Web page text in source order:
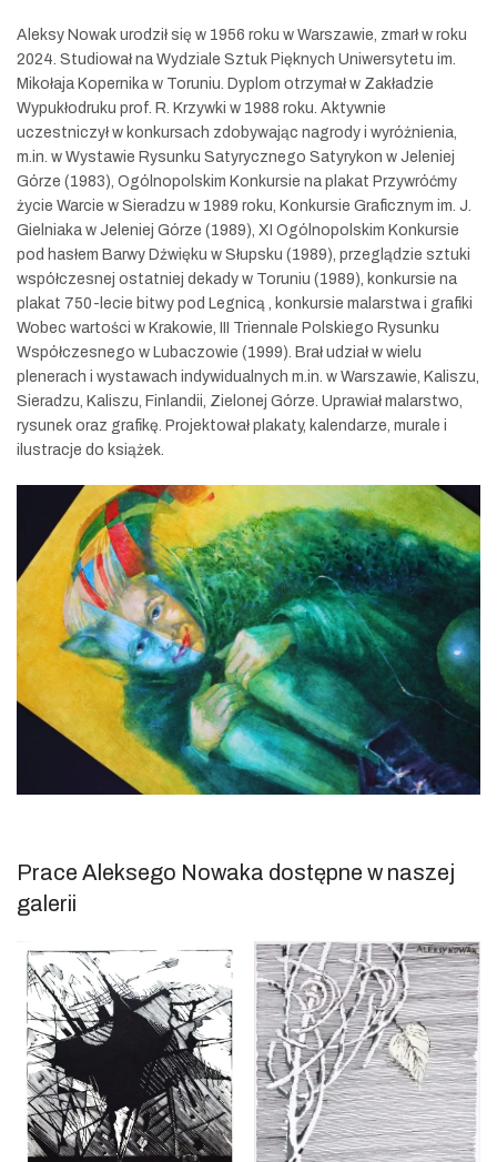
Aleksy Nowak urodził się w 1956 roku w Warszawie, zmarł w roku
2024. Studiował na Wydziale Sztuk Pięknych Uniwersytetu im.
Mikołaja Kopernika w Toruniu. Dyplom otrzymał w Zakładzie
Wypukłodruku prof. R. Krzywki w 1988 roku. Aktywnie
uczestniczył w konkursach zdobywając nagrody i wyróżnienia,
m.in. w Wystawie Rysunku Satyrycznego Satyrykon w Jeleniej
Górze (1983), Ogólnopolskim Konkursie na plakat Przywróćmy
życie Warcie w Sieradzu w 1989 roku, Konkursie Graficznym im. J.
Gielniaka w Jeleniej Górze (1989), XI Ogólnopolskim Konkursie
pod hasłem Barwy Dźwięku w Słupsku (1989), przeglądzie sztuki
współczesnej ostatniej dekady w Toruniu (1989), konkursie na
plakat 750-lecie bitwy pod Legnicą , konkursie malarstwa i grafiki
Wobec wartości w Krakowie, III Triennale Polskiego Rysunku
Współczesnego w Lubaczowie (1999). Brał udział w wielu
plenerach i wystawach indywidualnych m.in. w Warszawie, Kaliszu,
Sieradzu, Kaliszu, Finlandii, Zielonej Górze. Uprawiał malarstwo,
rysunek oraz grafikę. Projektował plakaty, kalendarze, murale i
ilustracje do książek.
Prace Aleksego Nowaka dostępne w naszej
galerii